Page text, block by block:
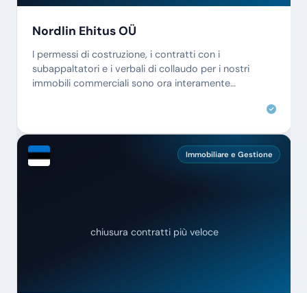
Nordlin Ehitus OÜ
I permessi di costruzione, i contratti con i
subappaltatori e i verbali di collaudo per i nostri
immobili commerciali sono ora interamente
Immobiliare e Gestione
chiusura contratti più veloce